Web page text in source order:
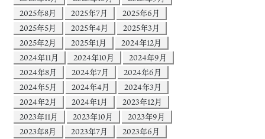
2025年8月
2025年7月
2025年6月
2025年5月
2025年4月
2025年3月
2025年2月
2025年1月
2024年12月
2024年11月
2024年10月
2024年9月
2024年8月
2024年7月
2024年6月
2024年5月
2024年4月
2024年3月
2024年2月
2024年1月
2023年12月
2023年11月
2023年10月
2023年9月
2023年8月
2023年7月
2023年6月